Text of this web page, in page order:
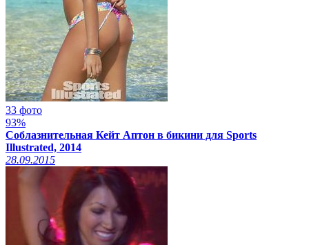
33 фото
93%
Соблазнительная Кейт Аптон в бикини для Sports
Illustrated, 2014
28.09.2015